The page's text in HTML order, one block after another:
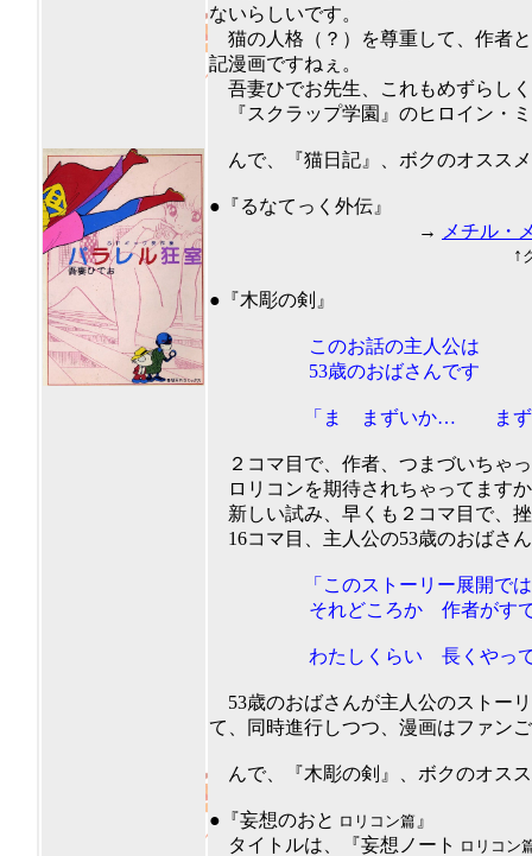
ないらしいです。
猫の人格（？）を尊重して、作者
記漫画ですねぇ。
吾妻ひでお先生、これもめずらし
『スクラップ学園』のヒロイン・
んで、『猫日記』、ボクのオスス
●『るなてっく外伝』
→
メチル・
↑
●『木彫の剣』
このお話の主人公は
53歳のおばさんです
「ま まずいか… まずい
２コマ目で、作者、つまづいちゃ
ロリコンを期待されちゃってます
新しい試み、早くも２コマ目で、
16コマ目、主人公の53歳のおばさ
「このストーリー展開では
それどころか 作者がすでに
わたしくらい 長くやってる
53歳のおばさんが主人公のストー
て、同時進行しつつ、漫画はファン
んで、『木彫の剣』、ボクのオス
●『妄想のおと ロリコン篇 』
タイトルは、『妄想ノート ロリコン